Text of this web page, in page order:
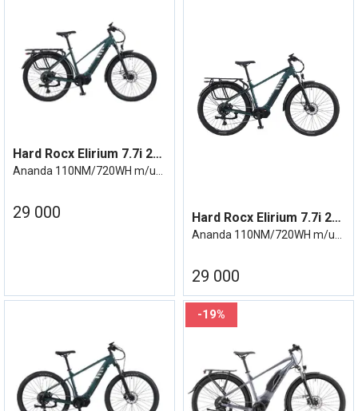
Hard Rocx Elirium 7.7i 27R MS m/utstyr
Ananda 110NM/720WH m/utstyr - Cues 11/46
29 000 Hard Rocx Elirium 7.7i 29R HR m/utstyr
Ananda 110NM/720WH m/utstyr - Cues 11/46
29 000
19%